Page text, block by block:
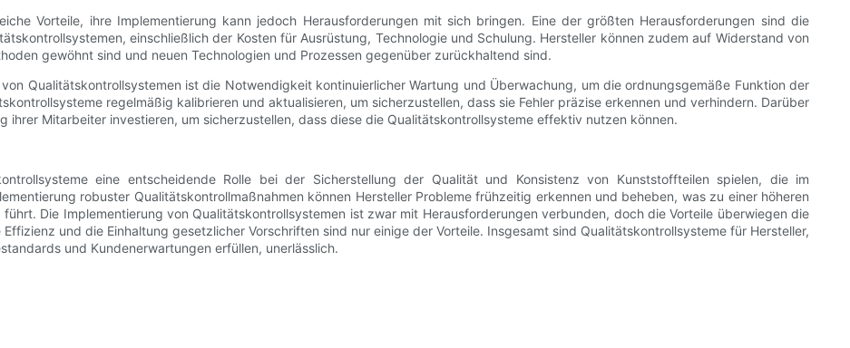
Vorteile, ihre Implementierung kann jedoch Herausforderungen mit sich bringen. Eine der größten Herausforderungen sind die
einschließlich der Kosten für Ausrüstung, Technologie und Schulung. Hersteller können zudem auf Widerstand von
gewöhnt sind und neuen Technologien und Prozessen gegenüber zurückhaltend sind.
Qualitätskontrollsystemen ist die Notwendigkeit kontinuierlicher Wartung und Überwachung, um die ordnungsgemäße Funktion der
regelmäßig kalibrieren und aktualisieren, um sicherzustellen, dass sie Fehler präzise erkennen und verhindern. Darüber
ihrer Mitarbeiter investieren, um sicherzustellen, dass diese die Qualitätskontrollsysteme effektiv nutzen können.
eine entscheidende Rolle bei der Sicherstellung der Qualität und Konsistenz von Kunststoffteilen spielen, die im
robuster Qualitätskontrollmaßnahmen können Hersteller Probleme frühzeitig erkennen und beheben, was zu einer höheren
Die Implementierung von Qualitätskontrollsystemen ist zwar mit Herausforderungen verbunden, doch die Vorteile überwiegen die
und die Einhaltung gesetzlicher Vorschriften sind nur einige der Vorteile. Insgesamt sind Qualitätskontrollsysteme für Hersteller,
und Kundenerwartungen erfüllen, unerlässlich.